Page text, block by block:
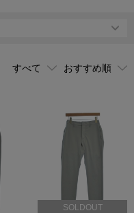
SOLDOUT